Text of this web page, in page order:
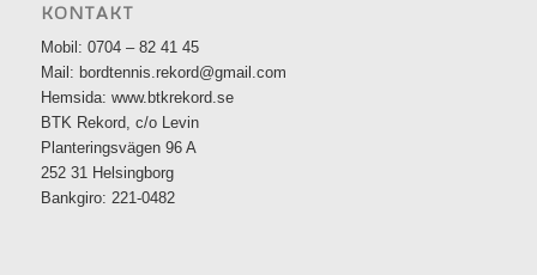
KONTAKT
Mobil: 0704 – 82 41 45
Mail: bordtennis.rekord@gmail.com
Hemsida: www.btkrekord.se
BTK Rekord, c/o Levin
Planteringsvägen 96 A
252 31 Helsingborg
Bankgiro: 221-0482